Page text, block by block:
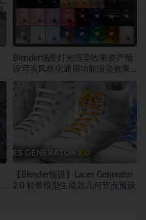
Blender场景灯光渲染效果资产预
设写实风格化通用功能渲染效果
【Blender预设】Laces Generator
2.0 鞋带模型生成器几何节点预设